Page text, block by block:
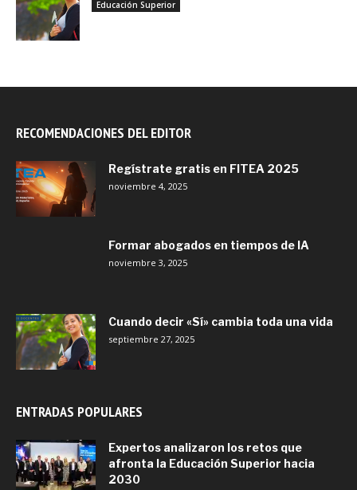
Educación Superior
RECOMENDACIONES DEL EDITOR
Regístrate gratis en FITEA 2025
noviembre 4, 2025
Formar abogados en tiempos de IA
noviembre 3, 2025
Cuando decir «Sí» cambia toda una vida
septiembre 27, 2025
ENTRADAS POPULARES
Expertos analizaron los retos que
afronta la Educación Superior hacia
2030